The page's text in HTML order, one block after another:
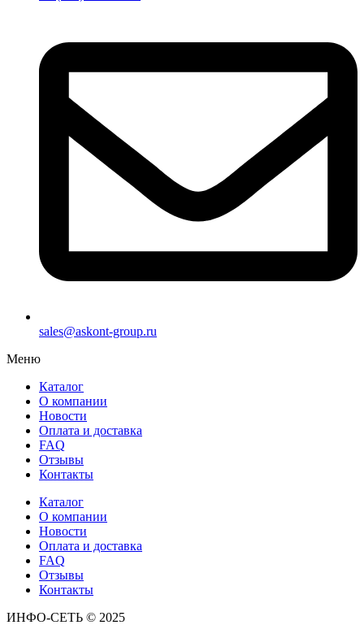
sales@askont-group.ru
Меню
Каталог
О компании
Новости
Оплата и доставка
FAQ
Отзывы
Контакты
Каталог
О компании
Новости
Оплата и доставка
FAQ
Отзывы
Контакты
ИНФО-СЕТЬ © 2025